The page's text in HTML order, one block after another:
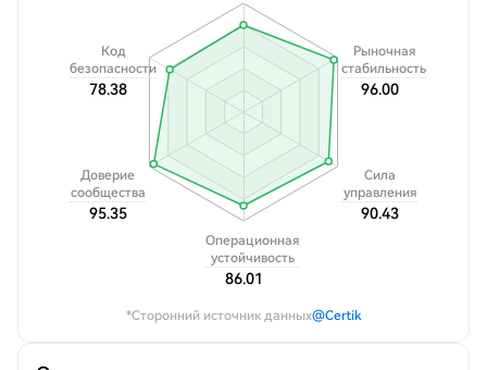
Код
безопасности
78.38
Доверие
сообщества
95.35
Операционная
устойчивость
86.01
Сила
управления
90.43
Рыночная
стабильность
96.00
*Сторонний источник данных@Certik